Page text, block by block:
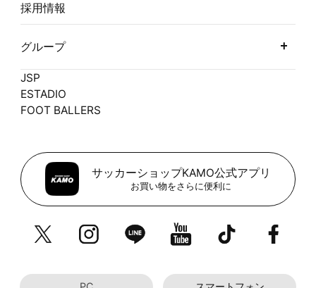
採用情報
グループ
JSP
ESTADIO
FOOT BALLERS
サッカーショップKAMO公式アプリ
お買い物をさらに便利に